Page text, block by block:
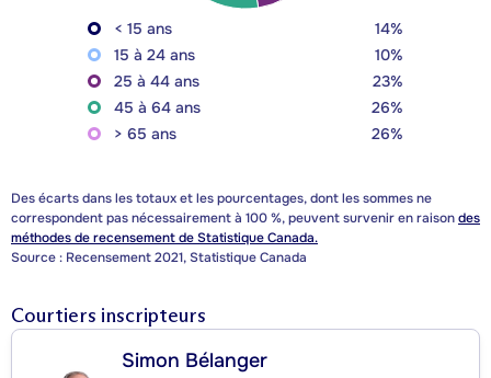
< 15 ans
14%
15 à 24 ans
10%
25 à 44 ans
23%
45 à 64 ans
26%
> 65 ans
26%
Des écarts dans les totaux et les pourcentages, dont les sommes ne
correspondent pas nécessairement à 100 %, peuvent survenir en raisondes
méthodes de recensement de Statistique Canada.
Source : Recensement 2021, Statistique Canada
Courtiers inscripteurs
Simon Bélanger